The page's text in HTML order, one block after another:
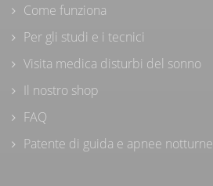
Come funziona
Per gli studi e i tecnici
Visita medica disturbi del sonno
Il nostro shop
FAQ
Patente di guida e apnee notturne